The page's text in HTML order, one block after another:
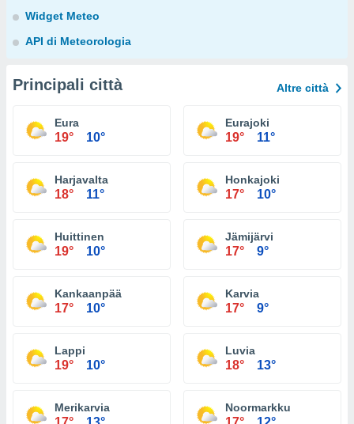
Widget Meteo
API di Meteorologia
Principali città Altre città
Eura
19° 10°
Eurajoki
19° 11°
Harjavalta
18° 11°
Honkajoki
17° 10°
Huittinen
19° 10°
Jämijärvi
17° 9°
Kankaanpää
17° 10°
Karvia
17° 9°
Lappi
19° 10°
Luvia
18° 13°
Merikarvia Noormarkku